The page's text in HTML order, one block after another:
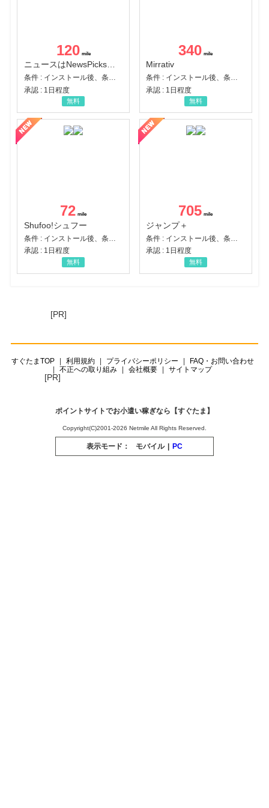
120
ニュースはNewsPicks｜経済ニュース・就活・ビジネス
条件 : インストール後、条件達成
承認 : 1日程度
無料
340
Mirrativ
条件 : インストール後、条件達成
承認 : 1日程度
無料
72
Shufoo!シュフー
承認 : 1日程度
無料
705
ジャンプ＋
承認 : 1日程度
無料
[PR]
すぐたまTOP 利用規約 プライバシーポリシー
FAQ・お問い合わせ
不正への取り組み
会社概要 サイトマップ
[PR]
ポイントサイトでお小遣い稼ぎなら【すぐたま】
Copyright(C)2001-2026 Netmile All Rights Reserved.
表示モード： モバイル | PC